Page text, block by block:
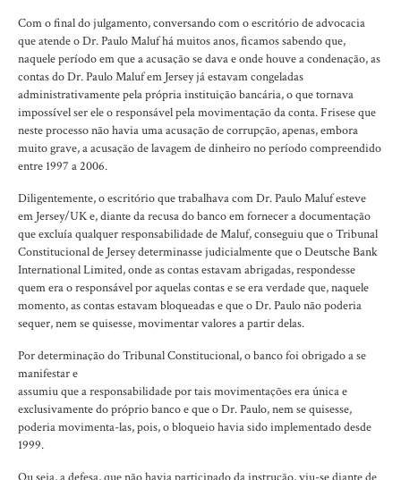
Com o final do julgamento, conversando com o escritório de advocacia
que atende o Dr. Paulo Maluf há muitos anos, ficamos sabendo que,
naquele período em que a acusação se dava e onde houve a condenação, as
contas do Dr. Paulo Maluf em Jersey já estavam congeladas
administrativamente pela própria instituição bancária, o que tornava
impossível ser ele o responsável pela movimentação da conta. Frisese que
neste processo não havia uma acusação de corrupção, apenas, embora
muito grave, a acusação de lavagem de dinheiro no período compreendido
entre 1997 a 2006.
Diligentemente, o escritório que trabalhava com Dr. Paulo Maluf esteve
em Jersey/UK e, diante da recusa do banco em fornecer a documentação
que excluía qualquer responsabilidade de Maluf, conseguiu que o Tribunal
Constitucional de Jersey determinasse judicialmente que o Deutsche Bank
International Limited, onde as contas estavam abrigadas, respondesse
quem era o responsável por aquelas contas e se era verdade que, naquele
momento, as contas estavam bloqueadas e que o Dr. Paulo não poderia
sequer, nem se quisesse, movimentar valores a partir delas.
Por determinação do Tribunal Constitucional, o banco foi obrigado a se
manifestar e
assumiu que a responsabilidade por tais movimentações era única e
exclusivamente do próprio banco e que o Dr. Paulo, nem se quisesse,
poderia movimenta-las, pois, o bloqueio havia sido implementado desde
1999.